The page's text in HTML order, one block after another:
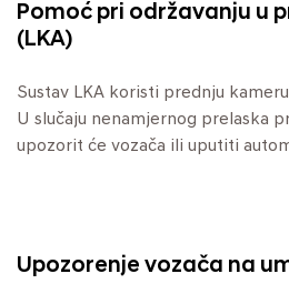
Pomoć pri održavanju u
(LKA)
Sustav LKA koristi prednju
U slučaju nenamjernog prelaska
upozorit će vozača ili uputiti
Upozorenje vozača na